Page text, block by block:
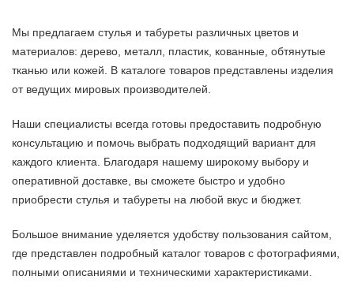
Мы предлагаем стулья и табуреты различных цветов и
материалов: дерево, металл, пластик, кованные, обтянутые
тканью или кожей. В каталоге товаров представлены изделия
от ведущих мировых производителей.
Наши специалисты всегда готовы предоставить подробную
консультацию и помочь выбрать подходящий вариант для
каждого клиента. Благодаря нашему широкому выбору и
оперативной доставке, вы сможете быстро и удобно
приобрести стулья и табуреты на любой вкус и бюджет.
Большое внимание уделяется удобству пользования сайтом,
где представлен подробный каталог товаров с фотографиями,
полными описаниями и техническими характеристиками.